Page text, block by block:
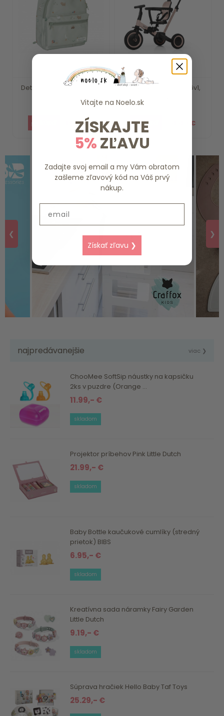
Detský batoh Farma Little
18.39 €
Trojkolka Razor Pro 6v1,
Coral Pink Zopa
94.40 €
❮ ❯
najpredávanejšie viac ❯
ChooMee SoftSip náustky na kapsičku
2ks v puzdre (Orange ...
11.99,- €
skladom
Projektor príbehov Pink Little Dutch
21.99,- €
skladom
Baby Bottle kaučukové cumlíky (stredný
prietok) BIBS
6.95,- €
skladom
Kreatívna sada náramky Fairy Garden
Little Dutch
9.19,- €
skladom
Súprava hračiek Hello Baby Taf Toys
25.29,- €
Vitajte na Noelo.sk
ZÍSKAJTE
5%ZĽAVU
Zadajte svoj email a my Vám obratom
zašleme zľavový kód na Váš prvý
nákup.
Získať zľavu ❯